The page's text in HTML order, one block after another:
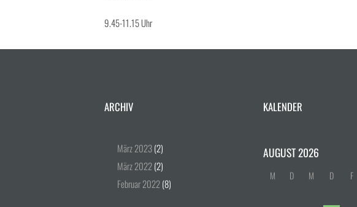
9.45-11.15 Uhr
ARCHIV
März2023(2)
März2022(2)
Februar2022(8)
KALENDER
AUGUST2026
M D M D F